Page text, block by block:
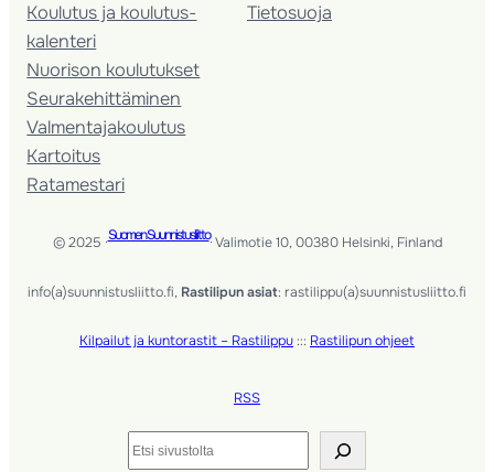
Koulutus ja koulutus­
kalenteri
Nuorison koulutukset
Seura­kehittäminen
Valmentaja­koulutus
Kartoitus
Ratamestari
Tietosuoja
© 2025 ·Suomen Suunnistusliitto· Valimotie 10, 00380 Helsinki, Finland
info(a)suunnistusliitto.fi, Rastilipun asiat: rastilippu(a)suunnistusliitto.fi
Kilpailut ja kuntorastit – Rastilippu ::: Rastilipun ohjeet
RSS
Etsi